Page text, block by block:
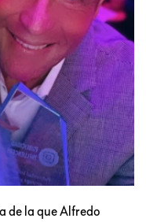
de la que Alfredo